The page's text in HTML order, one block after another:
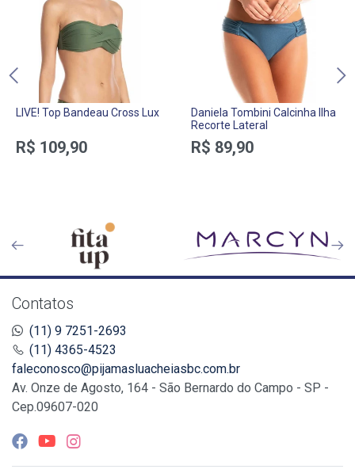
LIVE! Top Bandeau Cross Lux
R$ 109,90
Daniela Tombini Calcinha Ilha
Recorte Lateral
R$ 89,90
Contatos
(11) 9 7251-2693
(11) 4365-4523
faleconosco@pijamasluacheiasbc.com.br
Av. Onze de Agosto, 164 - São Bernardo do Campo - SP -
Cep.09607-020